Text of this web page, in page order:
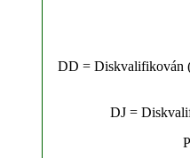
DD = Diskvalifikován
DJ =